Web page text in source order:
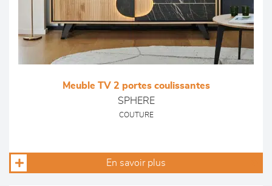
Meuble TV 2 portes coulissantes
SPHERE
COUTURE
En savoir plus